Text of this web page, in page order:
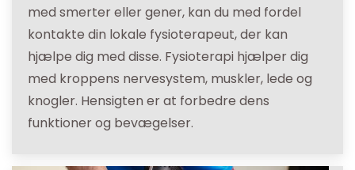
med smerter eller gener, kan du med fordel
kontakte din lokale fysioterapeut, der kan
hjælpe dig med disse. Fysioterapi hjælper dig
med kroppens nervesystem, muskler, lede og
knogler. Hensigten er at forbedre dens
funktioner og bevægelser.